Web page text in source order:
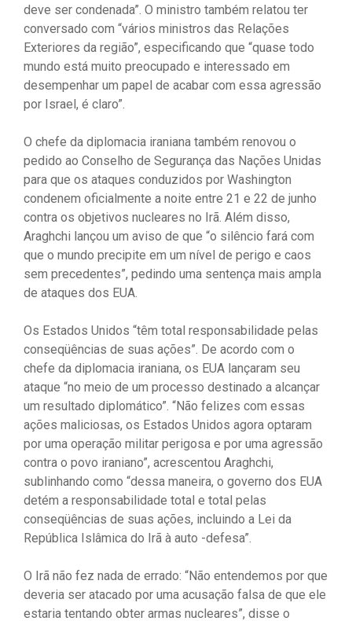
deve ser condenada”. O ministro também relatou ter
conversado com “vários ministros das Relações
Exteriores da região”, especificando que “quase todo
mundo está muito preocupado e interessado em
desempenhar um papel de acabar com essa agressão
por Israel, é claro”.
O chefe da diplomacia iraniana também renovou o
pedido ao Conselho de Segurança das Nações Unidas
para que os ataques conduzidos por Washington
condenem oficialmente a noite entre 21 e 22 de junho
contra os objetivos nucleares no Irã. Além disso,
Araghchi lançou um aviso de que “o silêncio fará com
que o mundo precipite em um nível de perigo e caos
sem precedentes”, pedindo uma sentença mais ampla
de ataques dos EUA.
Os Estados Unidos “têm total responsabilidade pelas
conseqüências de suas ações”. De acordo com o
chefe da diplomacia iraniana, os EUA lançaram seu
ataque “no meio de um processo destinado a alcançar
um resultado diplomático”. “Não felizes com essas
ações maliciosas, os Estados Unidos agora optaram
por uma operação militar perigosa e por uma agressão
contra o povo iraniano”, acrescentou Araghchi,
sublinhando como “dessa maneira, o governo dos EUA
detém a responsabilidade total e total pelas
conseqüências de suas ações, incluindo a Lei da
República Islâmica do Irã à auto -defesa”.
O Irã não fez nada de errado: “Não entendemos por que
deveria ser atacado por uma acusação falsa de que ele
estaria tentando obter armas nucleares”, disse o